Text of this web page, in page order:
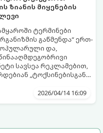
ზიანის მიყენების
ტერმინები
გაწმენდა“ ერთ-
და,
სავსეა რეკლამებით,
„ტოქსინებისგან
დიეტების მეშვეობით.
ფიქრობს ამაზე
2026/04/14 16:09